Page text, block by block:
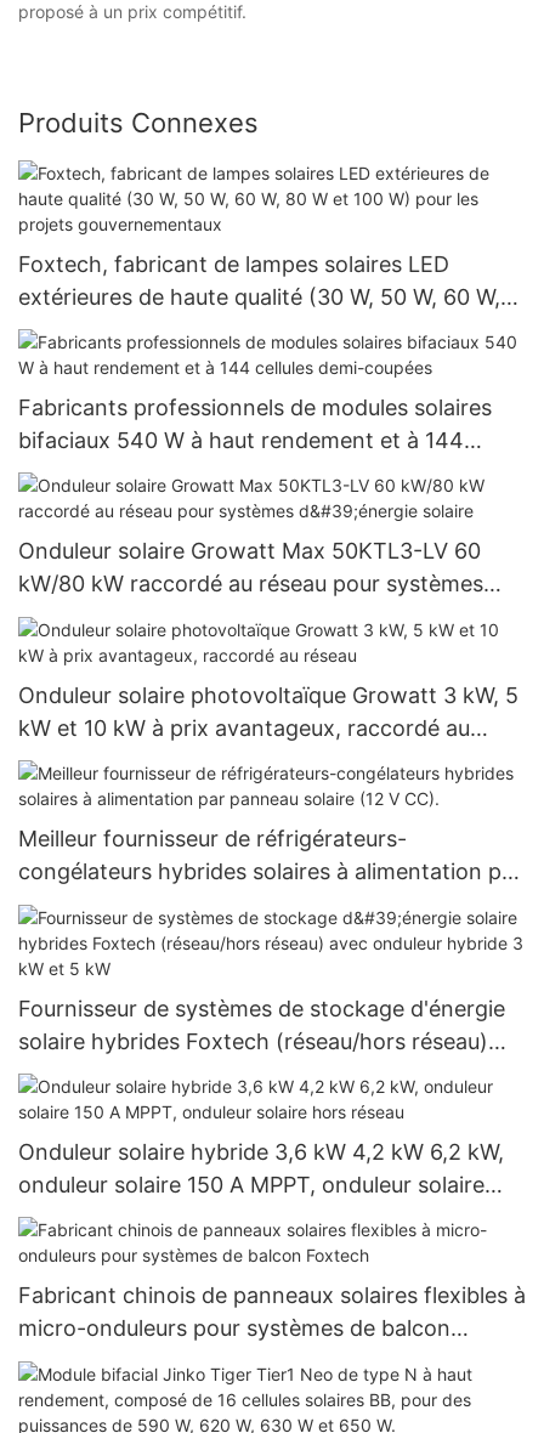
proposé à un prix compétitif.
Produits Connexes
Foxtech, fabricant de lampes solaires LED
extérieures de haute qualité (30 W, 50 W, 60 W,
80 W et 100 W) pour les projets
gouvernementaux
Fabricants professionnels de modules solaires
bifaciaux 540 W à haut rendement et à 144
cellules demi-coupées
Onduleur solaire Growatt Max 50KTL3-LV 60
kW/80 kW raccordé au réseau pour systèmes
d'énergie solaire
Onduleur solaire photovoltaïque Growatt 3 kW, 5
kW et 10 kW à prix avantageux, raccordé au
réseau
Meilleur fournisseur de réfrigérateurs-
congélateurs hybrides solaires à alimentation par
panneau solaire (12 V CC).
Fournisseur de systèmes de stockage d'énergie
solaire hybrides Foxtech (réseau/hors réseau)
avec onduleur hybride 3 kW et 5 kW
Onduleur solaire hybride 3,6 kW 4,2 kW 6,2 kW,
onduleur solaire 150 A MPPT, onduleur solaire
hors réseau
Fabricant chinois de panneaux solaires flexibles à
micro-onduleurs pour systèmes de balcon
Foxtech